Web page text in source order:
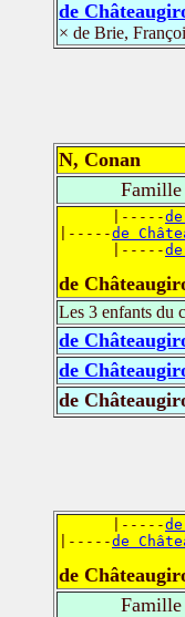
de
× de Brie,
N, Conan
Famille
      |-----
|-----de
      |-----
de
Les 3 enfants du
de
de
de
      |-----
|-----de
de
Famille